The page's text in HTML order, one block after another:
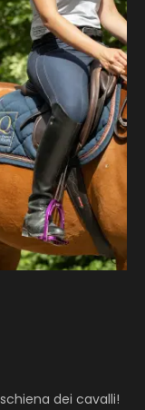
dei cavalli!